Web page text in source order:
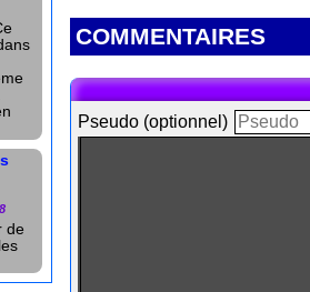
de
COMMENTAIRES
Pseudo (optionnel)